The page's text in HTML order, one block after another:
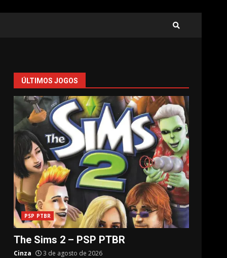
ÚLTIMOS JOGOS
PSP PTBR
The Sims 2 – PSP PTBR
Cinza 3 de agosto de 2026